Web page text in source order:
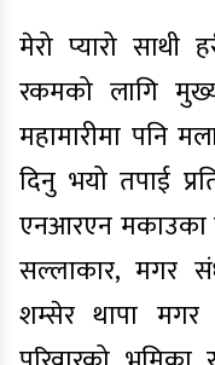
मेरो प्यारो साथी
रकमको लागि
महामारीमा पनि
दिनु भयो तपाई
एनआरएन मकाउका
सल्लाकार, मगर
शम्सेर थापा मगर